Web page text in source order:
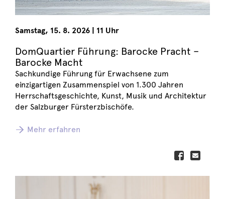
Samstag, 15. 8. 2026 11 Uhr
DomQuartier Führung: Barocke Pracht –
Barocke Macht
Sachkundige Führung für Erwachsene zum
einzigartigen Zusammenspiel von 1.300 Jahren
Herrschaftsgeschichte, Kunst, Musik und Architektur
der Salzburger Fürsterzbischöfe.
Mehr erfahren